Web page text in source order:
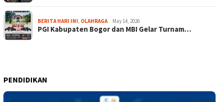
BERITA HARI INI, OLAHRAGA May 14, 2026
PGI Kabupaten Bogor dan MBI Gelar Turnam…
PENDIDIKAN